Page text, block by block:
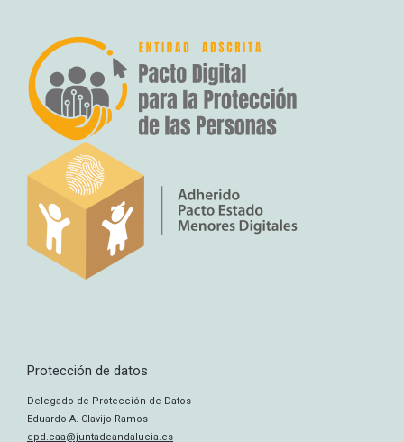
Protección de datos
Delegado de Protección de Datos
Eduardo A. Clavijo Ramos
dpd.caa@juntadeandalucia.es